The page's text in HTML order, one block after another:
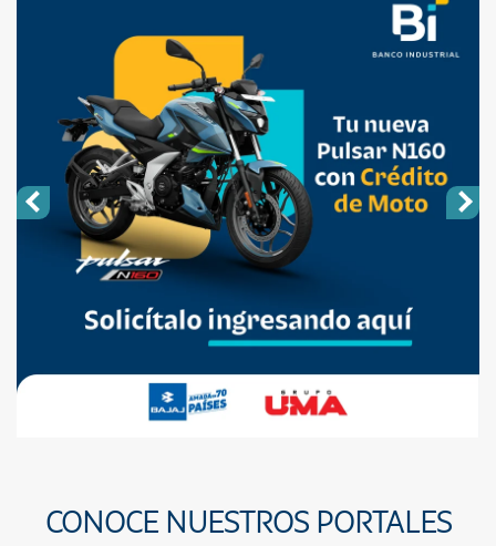
CONOCE NUESTROS PORTALES